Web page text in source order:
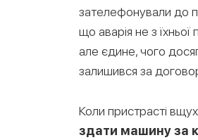
зателефонували до
що аварія не з
але єдине, чого
залишився за
Коли пристрасті
здати машину за